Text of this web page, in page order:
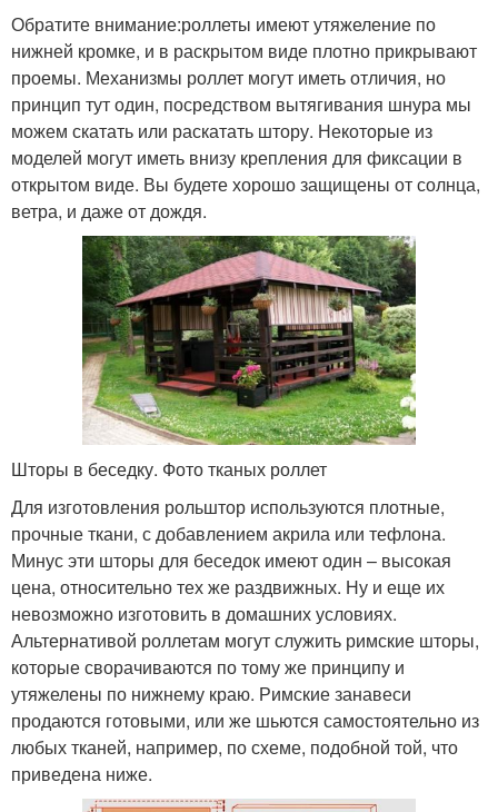
Обратите внимание:роллеты имеют утяжеление по
нижней кромке, и в раскрытом виде плотно прикрывают
проемы. Механизмы роллет могут иметь отличия, но
принцип тут один, посредством вытягивания шнура мы
можем скатать или раскатать штору. Некоторые из
моделей могут иметь внизу крепления для фиксации в
открытом виде. Вы будете хорошо защищены от солнца,
ветра, и даже от дождя.
Шторы в беседку. Фото тканых роллет
Для изготовления рольштор используются плотные,
прочные ткани, с добавлением акрила или тефлона.
Минус эти шторы для беседок имеют один – высокая
цена, относительно тех же раздвижных. Ну и еще их
невозможно изготовить в домашних условиях.
Альтернативой роллетам могут служить римские шторы,
которые сворачиваются по тому же принципу и
утяжелены по нижнему краю. Римские занавеси
продаются готовыми, или же шьются самостоятельно из
любых тканей, например, по схеме, подобной той, что
приведена ниже.